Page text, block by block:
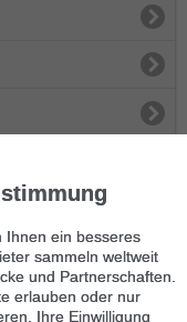
Ihnen ein besseres
sammeln weltweit
und Partnerschaften.
erlauben oder nur
Ihre Einwilligung